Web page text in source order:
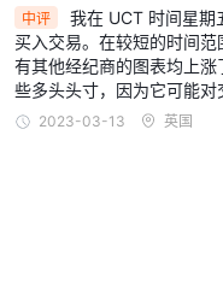
中评
我在 UCT 时间星期
买入交易。在较短的时间
有其他经纪商的图表均上
些多头头寸，因为它可能对
2023-03-13 英国